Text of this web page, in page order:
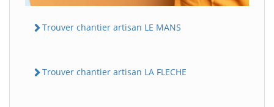
Trouver chantier artisan LE MANS
Trouver chantier artisan LA FLECHE